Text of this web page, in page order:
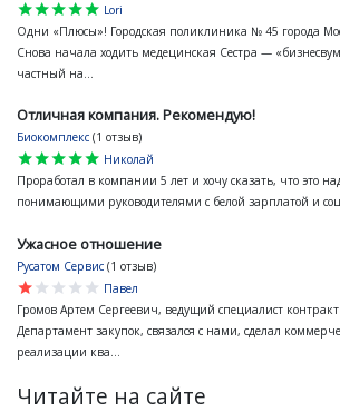
star
star
star
star
star
Lori
Одни «Плюсы»! Городская поликлиника № 45 города
Снова начала ходить медецинская Сестра —
частный на...
Отличная компания. Рекомендую!
Биокомплекс (1 отзыв)
star
star
star
star
star
Николай
Проработал в компании 5 лет и хочу сказать, что это
понимающими руководителями с белой зарплатой и
Ужасное отношение
Русатом Сервис (1 отзыв)
star
star
star
star
star
Павел
Громов Артем Сергеевич, ведущий специалист
Департамент закупок, связался с нами, сделал
реализации ква...
Читайте на сайте